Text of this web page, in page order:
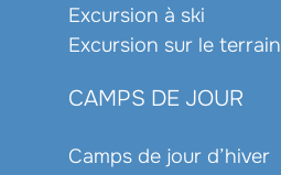
Excursion à ski
Excursion sur le terrain
CAMPS DE JOUR
Camps de jour d’hiver